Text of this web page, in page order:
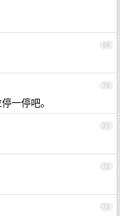
69
70
一停吧。
71
72
73